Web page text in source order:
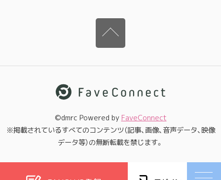
©dmrc Powered by FaveConnect
※掲載されているすべてのコンテンツ（記事、画像、音声データ、映像
データ等）の無断転載を禁じます。